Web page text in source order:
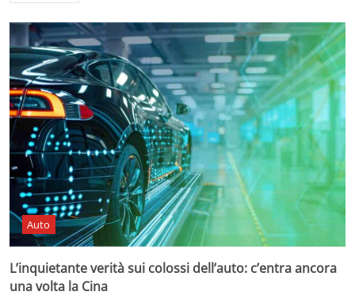
Auto
L’inquietante verità sui colossi dell’auto: c’entra ancora
una volta la Cina